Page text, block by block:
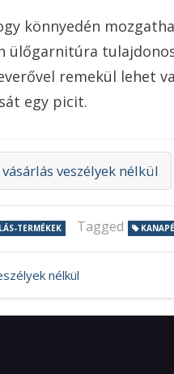
könnyedén
ülőgarnitúra
remekül lehet
egy picit.
vásárlás veszélyek nélkül
TERMÉKEK Tagged
nélkül